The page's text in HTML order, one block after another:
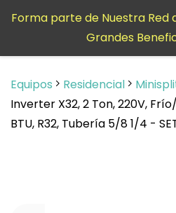
contenido
Equipos Residencial
Inverter X32, 2 Ton, 220V,
BTU, R32, Tubería 5/8 1/4 -
Forma parte de Nuestra Red
Grandes